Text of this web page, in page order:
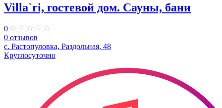
Villa`ri, гостевой дом. Сауны, бани
0
0 отзывов
с. Растопуловка, Раздольная, 48
Круглосуточно